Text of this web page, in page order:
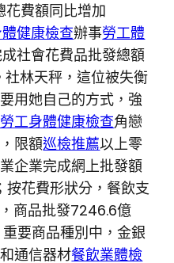
花費額同比增加
健康檢查辦事勞工體
社會花費品批發總額
林天秤，這位被失衡
用她自己的方式，強
工身體健康檢查角戀
限額巡檢推薦以上零
企業完成網上批發額
花費形狀分，餐飲支
商品批發7246.6億
重要商品種別中，金銀
通信器材餐飲業體檢